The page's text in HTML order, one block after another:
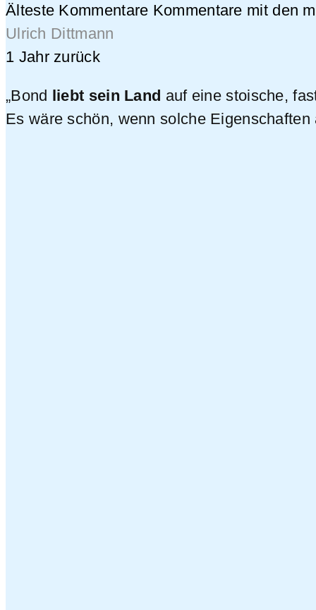
Älteste Kommentare Kommentare mit den
Ulrich Dittmann
1 Jahr zurück
„Bond liebt sein Land auf eine stoische,
Es wäre schön, wenn solche